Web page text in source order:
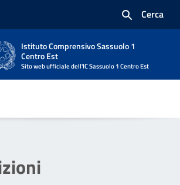
Cerca
navigazione
Istituto Comprensivo Sassuolo 1
Centro Est
Sito web ufficiale dell'IC Sassuolo 1 Centro Est